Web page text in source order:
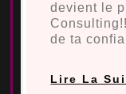
devient le
de ta
Lire La